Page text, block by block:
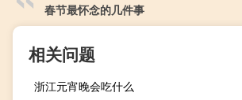
春节最怀念的几件事
相关问题
浙江元宵晚会吃什么